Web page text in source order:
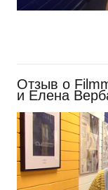
Отзыв о
и Елена